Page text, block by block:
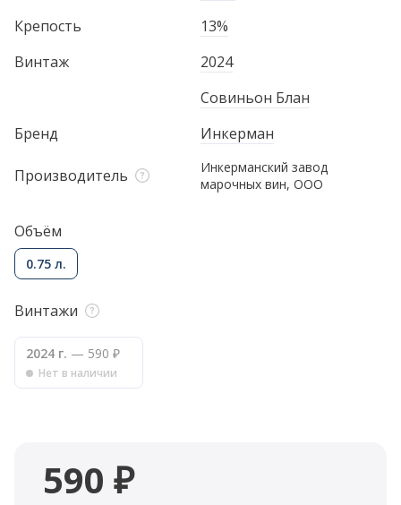
Крепость
13%
Винтаж
2024
Совиньон Блан
Бренд
Инкерман
Производитель
Инкерманский завод
марочных вин, ООО
Объём
0.75 л.
Винтажи
2024 г. — 590 ₽
Нет в наличии
590 ₽